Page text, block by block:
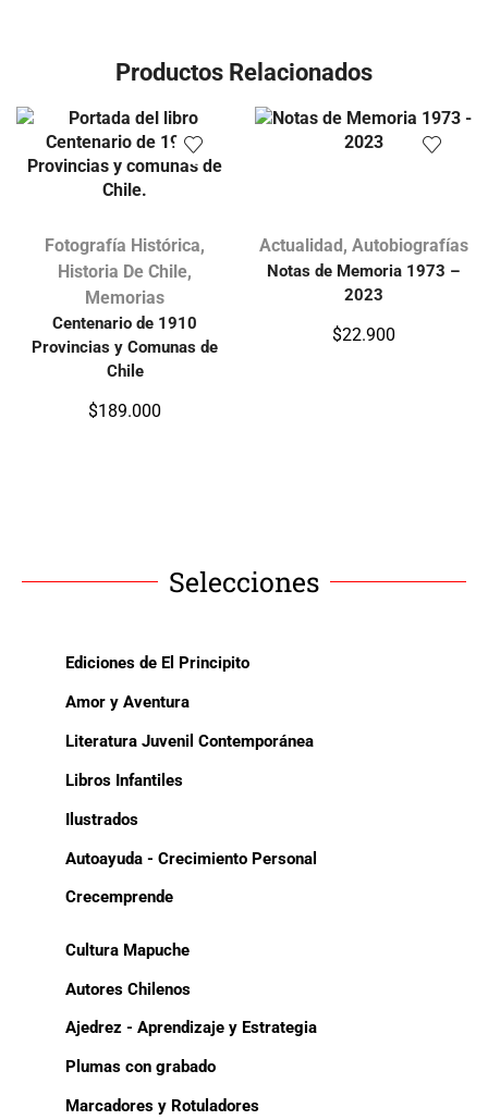
Productos Relacionados
Fotografía Histórica,
Historia De Chile,
Memorias
Centenario de 1910
Provincias y Comunas de
Chile
$189.000
Actualidad, Autobiografías
Notas de Memoria 1973 –
2023
$22.900
Selecciones
Ediciones de El Principito
Amor y Aventura
Literatura Juvenil Contemporánea
Libros Infantiles
Ilustrados
Autoayuda - Crecimiento Personal
Crecemprende
Cultura Mapuche
Autores Chilenos
Ajedrez - Aprendizaje y Estrategia
Plumas con grabado
Marcadores y Rotuladores